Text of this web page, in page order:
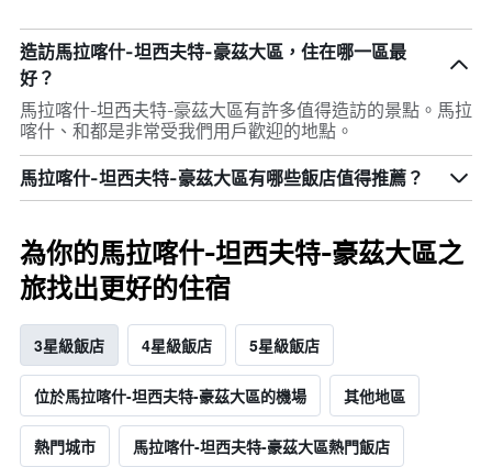
造訪馬拉喀什-坦西夫特-豪茲大區，住在哪一區最
好？
馬拉喀什-坦西夫特-豪茲大區有許多值得造訪的景點。馬拉
喀什、和都是非常受我們用戶歡迎的地點。
馬拉喀什-坦西夫特-豪茲大區有哪些飯店值得推薦？
為你的馬拉喀什-坦西夫特-豪茲大區之
旅找出更好的住宿
3星級飯店 4星級飯店 5星級飯店
位於馬拉喀什-坦西夫特-豪茲大區的機場 其他地區
熱門城市 馬拉喀什-坦西夫特-豪茲大區熱門飯店